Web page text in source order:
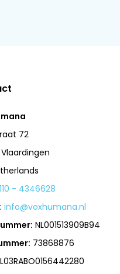
72
Vlaardingen
- 4346628
info@voxhumana.nl
NL001513909B94
73868876